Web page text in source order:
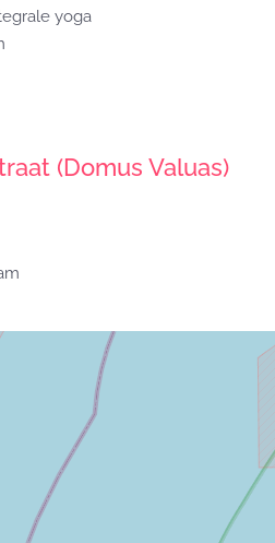
yoga
(Domus Valuas)